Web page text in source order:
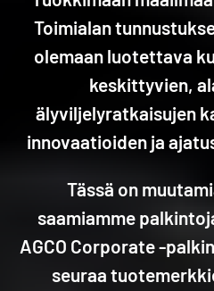
Toimialan
olemaan luotettava
keskittyvien,
älyviljelyratkaisujen
innovaatioiden ja
Tässä on
saamiamme
AGCO Corporate -
seuraa